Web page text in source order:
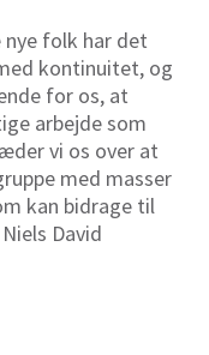
folk har det
kontinuitet, og
for os, at
arbejde som
vi os over at
med masser
kan bidrage til
David